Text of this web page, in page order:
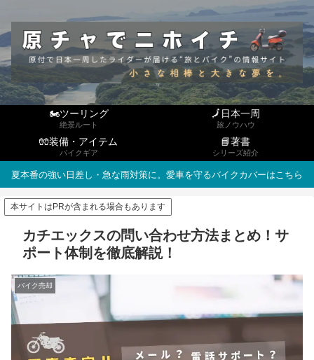
🏍ツーリング
絶景ルート
🗾日本一周
旅ノウハウ
🧤装備・アイテム
バイクギア
📘著書
シリーズ紹介
夏本番の強い日差し・急な雨対策に。愛車を守るバイクカバーはこちら
本サイトはPRが含まれる場合もあります
カチエックスの問い合わせ方法まとめ！サ
ポート体制を徹底解説！
バイク売却